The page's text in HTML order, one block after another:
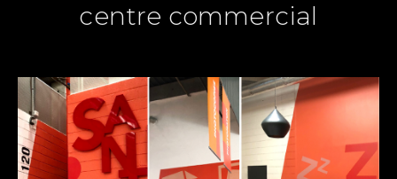
centre commercial